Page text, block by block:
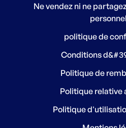
Ne vendez ni ne
politique de
Conditions
Politique de
Politique relative
Politique